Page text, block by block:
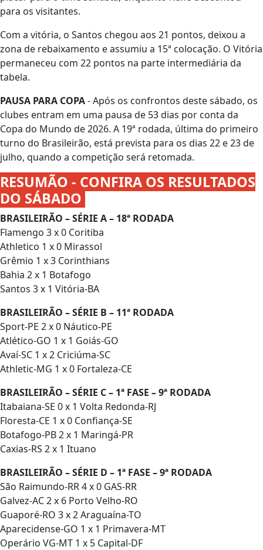
para os visitantes.
Com a vitória, o Santos chegou aos 21 pontos, deixou a
zona de rebaixamento e assumiu a 15ª colocação. O Vitória
permaneceu com 22 pontos na parte intermediária da
tabela.
PAUSA PARA COPA- Após os confrontos deste sábado, os
clubes entram em uma pausa de 53 dias por conta da
Copa do Mundo de 2026. A 19ª rodada, última do primeiro
turno do Brasileirão, está prevista para os dias 22 e 23 de
julho, quando a competição será retomada.
RESUMÃO - CONFIRA OS RESULTADOS
DO SÁBADO
BRASILEIRÃO – SÉRIE A – 18ª RODADA
Flamengo 3 x 0 Coritiba
Athletico 1 x 0 Mirassol
Grêmio 1 x 3 Corinthians
Bahia 2 x 1 Botafogo
Santos 3 x 1 Vitória-BA
BRASILEIRÃO – SÉRIE B – 11ª RODADA
Sport-PE 2 x 0 Náutico-PE
Atlético-GO 1 x 1 Goiás-GO
Avaí-SC 1 x 2 Criciúma-SC
Athletic-MG 1 x 0 Fortaleza-CE
BRASILEIRÃO – SÉRIE C – 1ª FASE – 9ª RODADA
Itabaiana-SE 0 x 1 Volta Redonda-RJ
Floresta-CE 1 x 0 Confiança-SE
Botafogo-PB 2 x 1 Maringá-PR
Caxias-RS 2 x 1 Ituano
BRASILEIRÃO – SÉRIE D – 1ª FASE – 9ª RODADA
São Raimundo-RR 4 x 0 GAS-RR
Galvez-AC 2 x 6 Porto Velho-RO
Guaporé-RO 3 x 2 Araguaína-TO
Aparecidense-GO 1 x 1 Primavera-MT
Operário VG-MT 1 x 5 Capital-DF